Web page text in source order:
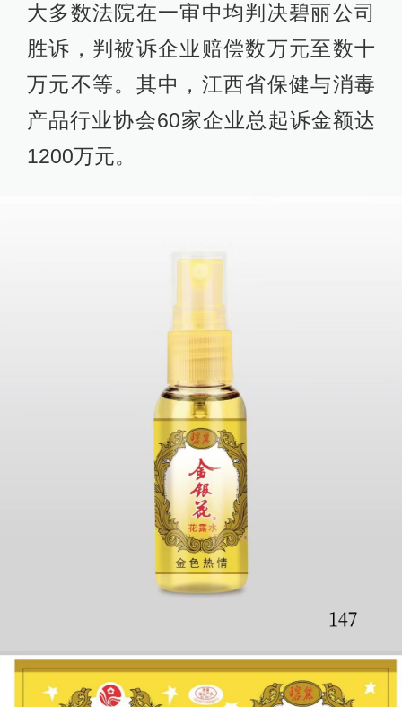
大多数法院在一审中均判决碧丽公司
胜诉，判被诉企业赔偿数万元至数十
万元不等。其中，江西省保健与消毒
产品行业协会60家企业总起诉金额达
1200万元。